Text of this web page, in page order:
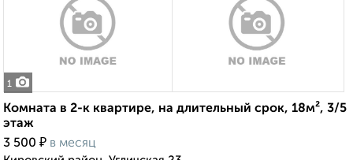
1
Комната в 2-к квартире, на длительный срок, 18м², 3/5
этаж
3 500 ₽ в месяц